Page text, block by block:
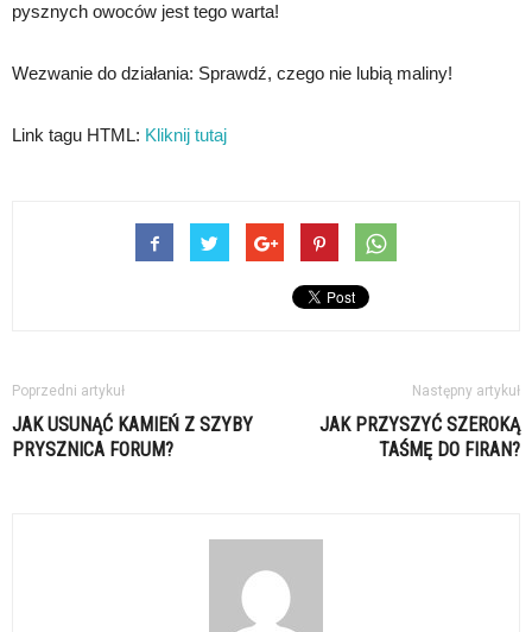
pysznych owoców jest tego warta!
Wezwanie do działania: Sprawdź, czego nie lubią maliny!
Link tagu HTML: Kliknij tutaj
Poprzedni artykuł
JAK USUNĄĆ KAMIEŃ Z SZYBY
PRYSZNICA FORUM?
Następny artykuł
JAK PRZYSZYĆ SZEROKĄ
TAŚMĘ DO FIRAN?